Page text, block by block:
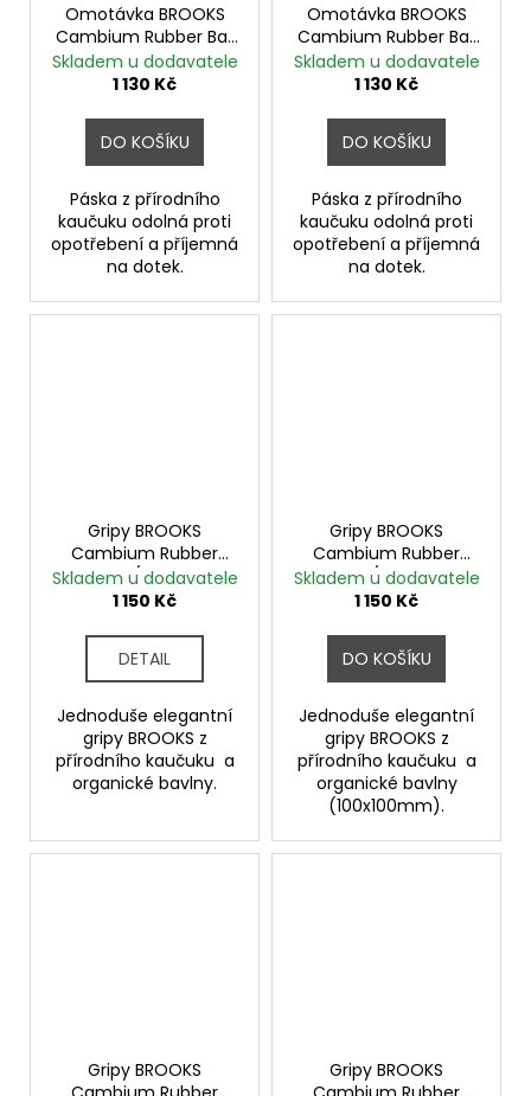
Omotávka BROOKS
Cambium Rubber Bar
Tape OCTANE
Skladem u dodavatele
1 130 Kč
DO KOŠÍKU
Páska z přírodního
kaučuku odolná proti
opotřebení a příjemná
na dotek.
Omotávka BROOKS
Cambium Rubber Bar
Tape ORANGE
Skladem u dodavatele
1 130 Kč
DO KOŠÍKU
Páska z přírodního
kaučuku odolná proti
opotřebení a příjemná
na dotek.
Gripy BROOKS
Cambium Rubber
black/orange
Skladem u dodavatele
1 150 Kč
DETAIL
Jednoduše elegantní
gripy BROOKS z
přírodního kaučuku a
organické bavlny.
Gripy BROOKS
Cambium Rubber
černá/měděná
Skladem u dodavatele
1 150 Kč
DO KOŠÍKU
Jednoduše elegantní
gripy BROOKS z
přírodního kaučuku a
organické bavlny
(100x100mm).
Gripy BROOKS
Gripy BROOKS